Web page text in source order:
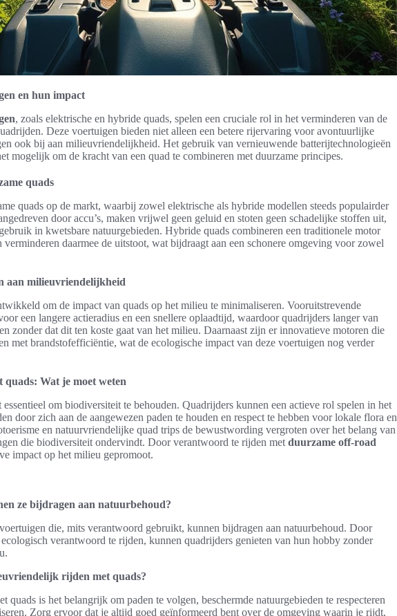
en hun impact
, zoals elektrische en hybride quads, spelen een cruciale rol in het verminderen van de
Deze voertuigen bieden niet alleen een betere rijervaring voor avontuurlijke
ook bij aan milieuvriendelijkheid. Het gebruik van vernieuwende batterijtechnologieën
mogelijk om de kracht van een quad te combineren met duurzame principes.
quads
quads op de markt, waarbij zowel elektrische als hybride modellen steeds populairder
door accu’s, maken vrijwel geen geluid en stoten geen schadelijke stoffen uit,
in kwetsbare natuurgebieden. Hybride quads combineren een traditionele motor
daarmee de uitstoot, wat bijdraagt aan een schonere omgeving voor zowel
aan milieuvriendelijkheid
om de impact van quads op het milieu te minimaliseren. Vooruitstrevende
een langere actieradius en een snellere oplaadtijd, waardoor quadrijders langer van
zonder dat dit ten koste gaat van het milieu. Daarnaast zijn er innovatieve motoren die
met brandstofefficiëntie, wat de ecologische impact van deze voertuigen nog verder
Wat je moet weten
om biodiversiteit te behouden. Quadrijders kunnen een actieve rol spelen in het
door zich aan de aangewezen paden te houden en respect te hebben voor lokale flora en
en natuurvriendelijke quad trips de bewustwording vergroten over het belang van
die biodiversiteit ondervindt. Door verantwoord te rijden met duurzame off-road
impact op het milieu gepromoot.
ze bijdragen aan natuurbehoud?
die, mits verantwoord gebruikt, kunnen bijdragen aan natuurbehoud. Door
verantwoord te rijden, kunnen quadrijders genieten van hun hobby zonder
rijden met quads?
is het belangrijk om paden te volgen, beschermde natuurgebieden te respecteren
Zorg ervoor dat je altijd goed geïnformeerd bent over de omgeving waarin je rijdt,